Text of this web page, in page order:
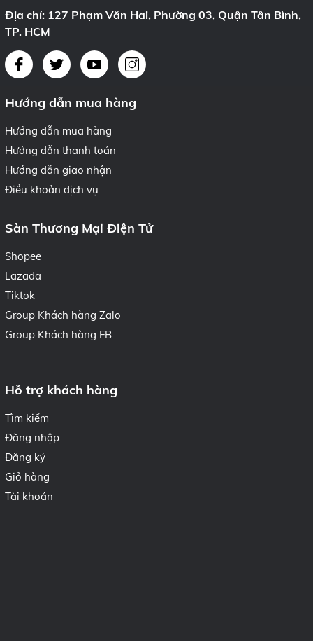
Địa chỉ: 127 Phạm Văn Hai, Phường 03, Quận Tân Bình,
TP. HCM
Hướng dẫn mua hàng
Hướng dẫn mua hàng
Hướng dẫn thanh toán
Hướng dẫn giao nhận
Điều khoản dịch vụ
Sàn Thương Mại Điện Tử
Shopee
Lazada
Tiktok
Group Khách hàng Zalo
Group Khách hàng FB
Hỗ trợ khách hàng
Tìm kiếm
Đăng nhập
Đăng ký
Giỏ hàng
Tài khoản